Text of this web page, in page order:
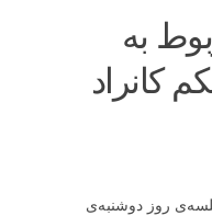
به
کانراد
روز دوشنبه‌ی